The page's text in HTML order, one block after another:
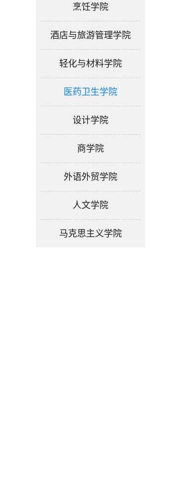
烹饪学院
酒店与旅游管理学院
轻化与材料学院
医药卫生学院
设计学院
商学院
外语外贸学院
人文学院
马克思主义学院